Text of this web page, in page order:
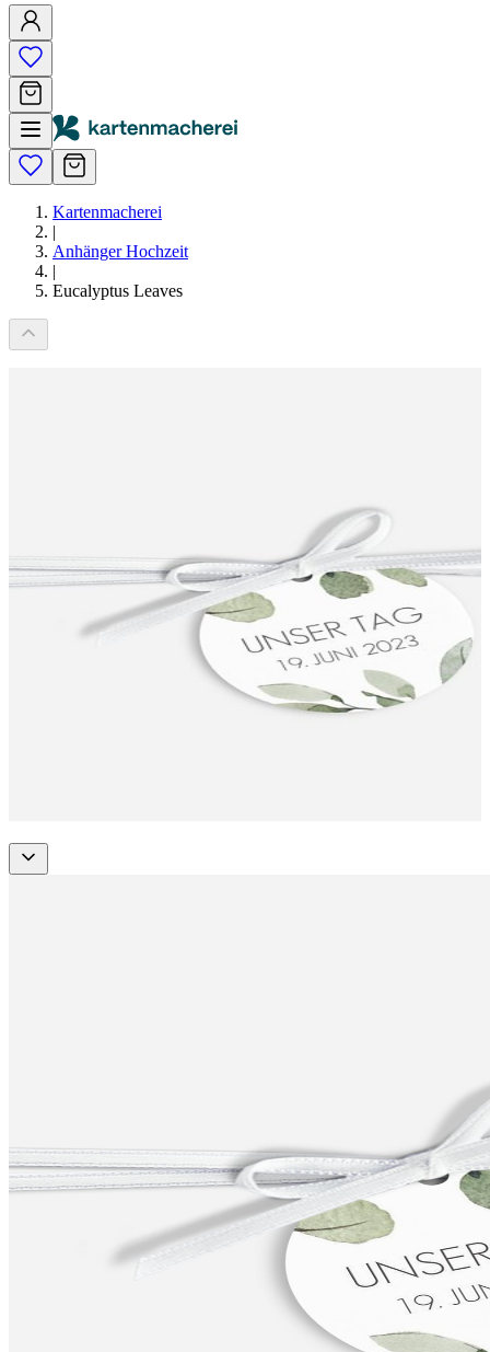
Kartenmacherei
|
Anhänger Hochzeit
|
Eucalyptus Leaves